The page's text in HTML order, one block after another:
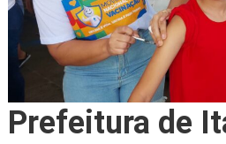
Prefeitura de